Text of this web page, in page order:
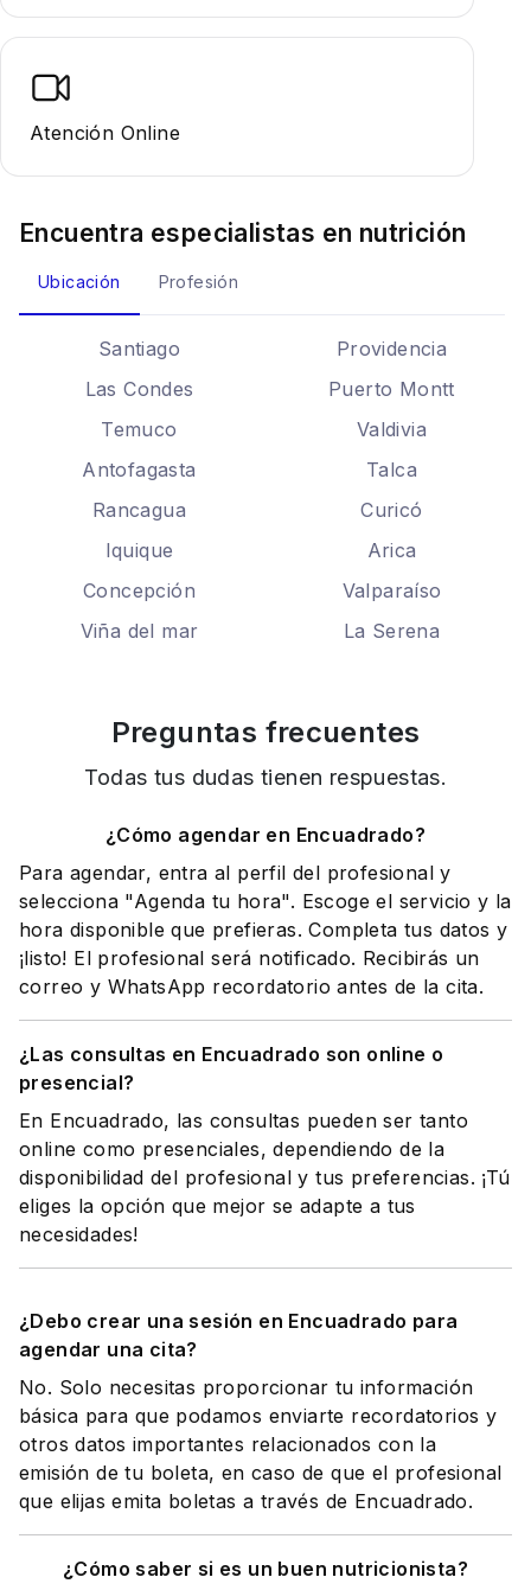
Atención Online
Encuentra especialistas en nutrición
Ubicación Profesión
Santiago
Providencia
Las Condes
Puerto Montt
Temuco
Valdivia
Antofagasta
Talca
Rancagua
Curicó
Iquique
Arica
Concepción
Valparaíso
Viña del mar
La Serena
Preguntas frecuentes
Todas tus dudas tienen respuestas.
¿Cómo agendar en Encuadrado?
Para agendar, entra al perfil del profesional y
selecciona "Agenda tu hora". Escoge el servicio y la
hora disponible que prefieras. Completa tus datos y
¡listo! El profesional será notificado. Recibirás un
correo y WhatsApp recordatorio antes de la cita.
¿Las consultas en Encuadrado son online o
presencial?
En Encuadrado, las consultas pueden ser tanto
online como presenciales, dependiendo de la
disponibilidad del profesional y tus preferencias. ¡Tú
eliges la opción que mejor se adapte a tus
necesidades!
¿Debo crear una sesión en Encuadrado para
agendar una cita?
No. Solo necesitas proporcionar tu información
básica para que podamos enviarte recordatorios y
otros datos importantes relacionados con la
emisión de tu boleta, en caso de que el profesional
que elijas emita boletas a través de Encuadrado.
¿Cómo saber si es un buen nutricionista?